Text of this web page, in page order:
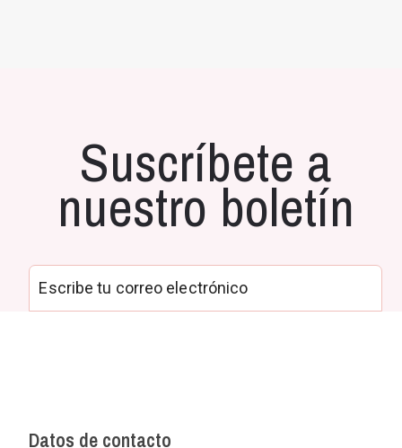
Suscríbete a
nuestro boletín
Datos de contacto